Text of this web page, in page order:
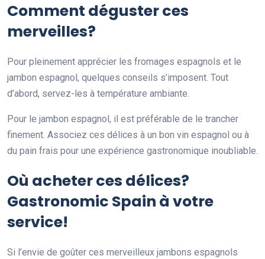
Comment déguster ces
merveilles?
Pour pleinement apprécier les fromages espagnols et le
jambon espagnol, quelques conseils s’imposent. Tout
d’abord, servez-les à température ambiante.
Pour le jambon espagnol, il est préférable de le trancher
finement. Associez ces délices à un bon vin espagnol ou à
du pain frais pour une expérience gastronomique inoubliable.
Où acheter ces délices?
Gastronomic Spain à votre
service!
Si l’envie de goûter ces merveilleux jambons espagnols